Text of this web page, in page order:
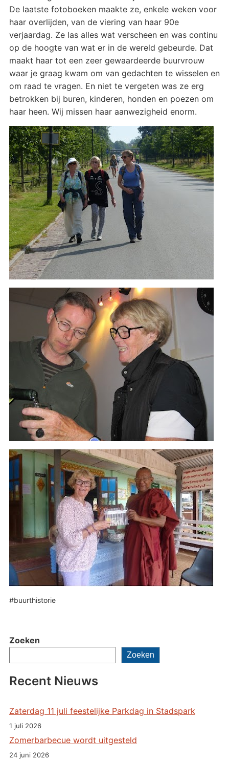
Zoeken
Zoeken
Recent Nieuws
Zaterdag 11 juli feestelijke Parkdag in Stadspark
1 juli 2026
Zomerbarbecue wordt uitgesteld
24 juni 2026
De laatste fotoboeken maakte ze, enkele weken voor
haar overlijden, van de viering van haar 90e
verjaardag. Ze las alles wat verscheen en was continu
op de hoogte van wat er in de wereld gebeurde. Dat
maakt haar tot een zeer gewaardeerde buurvrouw
waar je graag kwam om van gedachten te wisselen en
om raad te vragen. En niet te vergeten was ze erg
betrokken bij buren, kinderen, honden en poezen om
haar heen. Wij missen haar aanwezigheid enorm.
#buurthistorie